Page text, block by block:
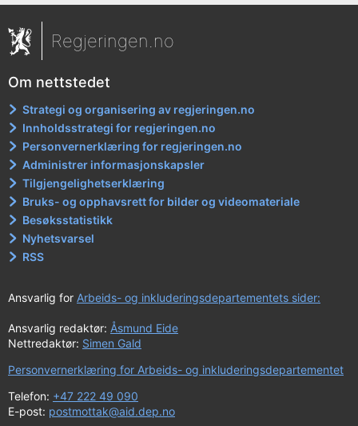
Regjeringen.no
Om nettstedet
Strategi og organisering av regjeringen.no
Innholdsstrategi for regjeringen.no
Personvernerklæring for regjeringen.no
Administrer informasjonskapsler
Tilgjengelighetserklæring
Bruks- og opphavsrett for bilder og videomateriale
Besøksstatistikk
Nyhetsvarsel
RSS
Ansvarlig for Arbeids- og inkluderingsdepartementets sider:
Ansvarlig redaktør: Åsmund Eide
Nettredaktør: Simen Gald
Personvernerklæring for Arbeids- og inkluderingsdepartementet
Telefon: +47 222 49 090
E-post: postmottak@aid.dep.no